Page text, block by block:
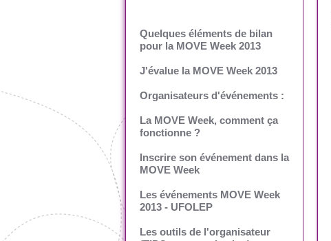
Quelques éléments de bilan
pour la MOVE Week 2013
J'évalue la MOVE Week 2013
Organisateurs d'événements :
La MOVE Week, comment ça
fonctionne ?
Inscrire son événement dans la
MOVE Week
Les événements MOVE Week
2013 - UFOLEP
Les outils de l'organisateur